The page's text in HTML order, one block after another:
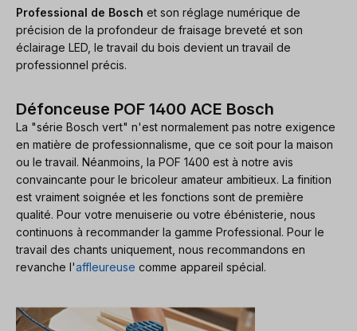
Professional de Bosch et son réglage numérique de
précision de la profondeur de fraisage breveté et son
éclairage LED, le travail du bois devient un travail de
professionnel précis.
Défonceuse POF 1400 ACE Bosch
La "série Bosch vert" n'est normalement pas notre exigence
en matière de professionnalisme, que ce soit pour la maison
ou le travail. Néanmoins, la POF 1400 est à notre avis
convaincante pour le bricoleur amateur ambitieux. La finition
est vraiment soignée et les fonctions sont de première
qualité. Pour votre menuiserie ou votre ébénisterie, nous
continuons à recommander la gamme Professional. Pour le
travail des chants uniquement, nous recommandons en
revanche l'affleureuse comme appareil spécial.